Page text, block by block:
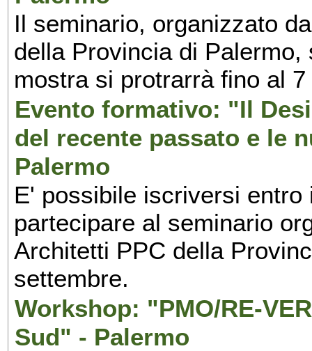
Il seminario, organizzato
della Provincia di
mostra si protrarrà fino al
Evento formativo: "Il
del recente passato e le
Palermo
E' possibile iscriversi
partecipare al seminario
Architetti PPC della
settembre.
Workshop: "PMO/RE-
Sud" - Palermo